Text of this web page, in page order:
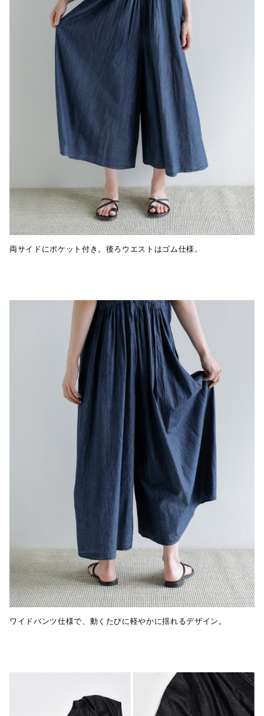
両サイドにポケット付き。後ろウエストはゴム仕様。
ワイドパンツ仕様で、動くたびに軽やかに揺れるデザイン。